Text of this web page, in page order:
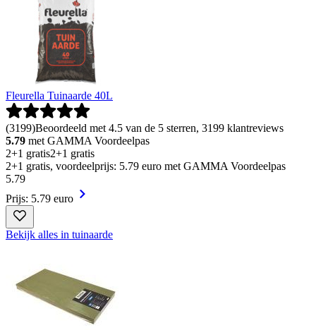
Fleurella Tuinaarde 40L
(3199)Beoordeeld met 4.5 van de 5 sterren, 3199 klantreviews
5.79 met GAMMA Voordeelpas
2+1 gratis2+1 gratis
2+1 gratis, voordeelprijs: 5.79 euro met GAMMA Voordeelpas
5.79
Prijs: 5.79 euro
Bekijk alles in tuinaarde